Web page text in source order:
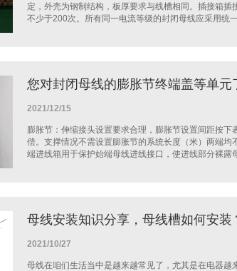
定，外壳为钢制结构，板厚要求与线槽相同。插接箱
不少于200次。所有同一电流等级的封闭母线应采用统
您对封闭母线的膨胀节终端盖等单元
2021/12/15
膨胀节：伸缩接头设置要求合理，膨胀节设置间距按
偿。支撑情况不需设置膨胀节的系统长度（米）两端
端进线箱用于保护始端母线进线接口，使进线部分裸露
母线安装知识分享，母线槽如何安装
2021/10/27
母线在咱们生活当中是越来越常见了，尤其是在电器